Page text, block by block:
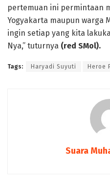
pertemuan ini permintaan
Yogyakarta maupun warga
ingin setiap yang kita
Nya,” tuturnya (red SMol).
Tags: Haryadi Suyuti Heroe
Suara